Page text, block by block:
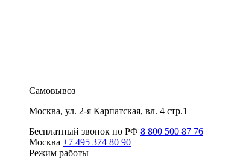
Самовывоз
Москва, ул. 2-я Карпатская, вл. 4 стр.1
Бесплатный звонок по РФ 8 800 500 87 76
Москва +7 495 374 80 90
Режим работы